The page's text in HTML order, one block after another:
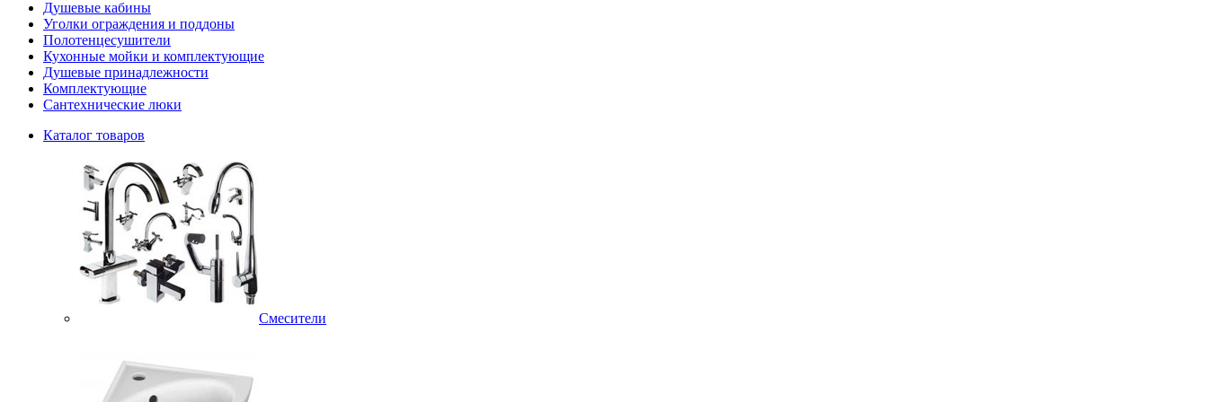
Душевые кабины
Уголки ограждения и поддоны
Полотенцесушители
Кухонные мойки и комплектующие
Душевые принадлежности
Комплектующие
Сантехнические люки
Каталог товаров
Смесители